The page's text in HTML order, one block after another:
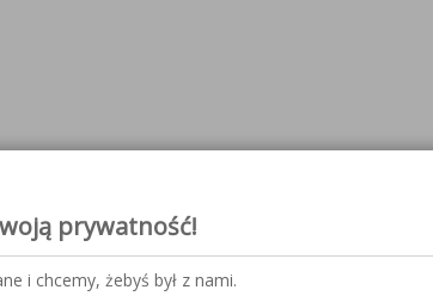
prywatność!
i chcemy, żebyś był z nami.